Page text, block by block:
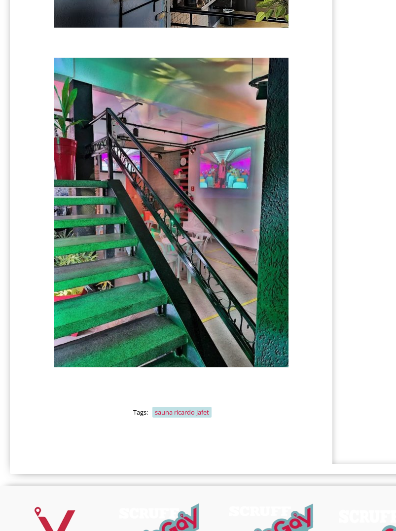
Tags: sauna ricardo jafet